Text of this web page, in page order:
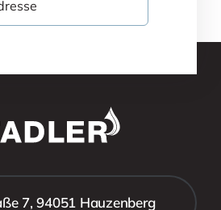
7, 94051 Hauzenberg